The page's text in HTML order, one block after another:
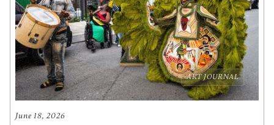
ART JOURNAL
June 18, 2026